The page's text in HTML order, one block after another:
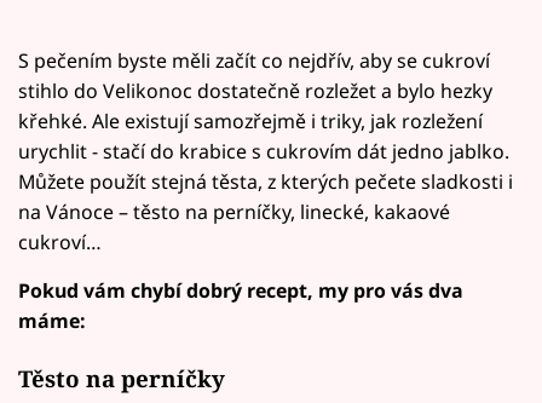
S pečením byste měli začít co nejdřív, aby se cukroví
stihlo do Velikonoc dostatečně rozležet a bylo hezky
křehké. Ale existují samozřejmě i triky, jak rozležení
urychlit - stačí do krabice s cukrovím dát jedno jablko.
Můžete použít stejná těsta, z kterých pečete sladkosti i
na Vánoce – těsto na perníčky, linecké, kakaové
cukroví…
Pokud vám chybí dobrý recept, my pro vás dva
máme:
Těsto na perníčky